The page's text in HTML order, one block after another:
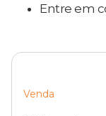
Entre em
Venda